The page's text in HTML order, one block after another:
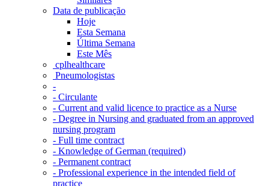
Data de publicação
Hoje
Esta Semana
Última Semana
Este Mês
‎ cplhealthcare‬
Pneumologistas
-
- Circulante
- Current and valid licence to practice as a Nurse
- Degree in Nursing and graduated from an approved
nursing program
- Full time contract
- Knowledge of German (required)
- Permanent contract
- Professional experience in the intended field of
practice